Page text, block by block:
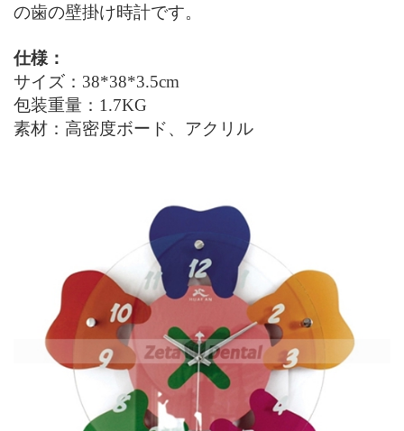
の歯の壁掛け時計です。
仕様：
サイズ：38*38*3.5cm
包装重量：1.7KG
素材：高密度ボード、アクリル